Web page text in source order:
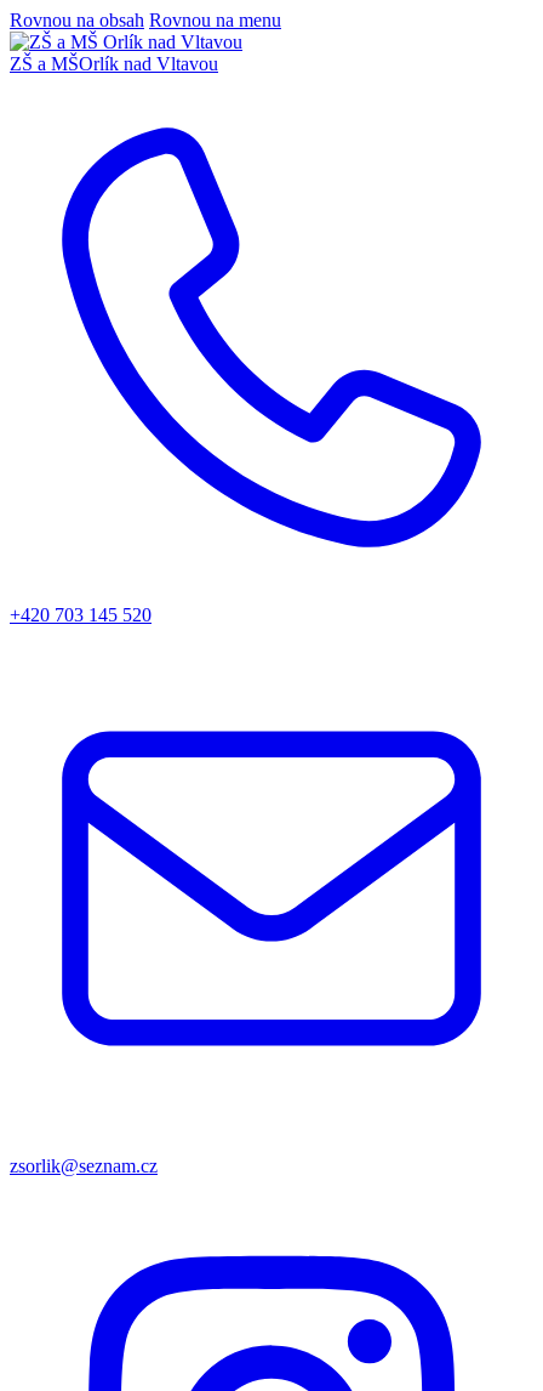
Rovnou na obsah Rovnou na menu
ZŠ a MŠOrlík nad Vltavou
+420 703 145 520
zsorlik@seznam.cz